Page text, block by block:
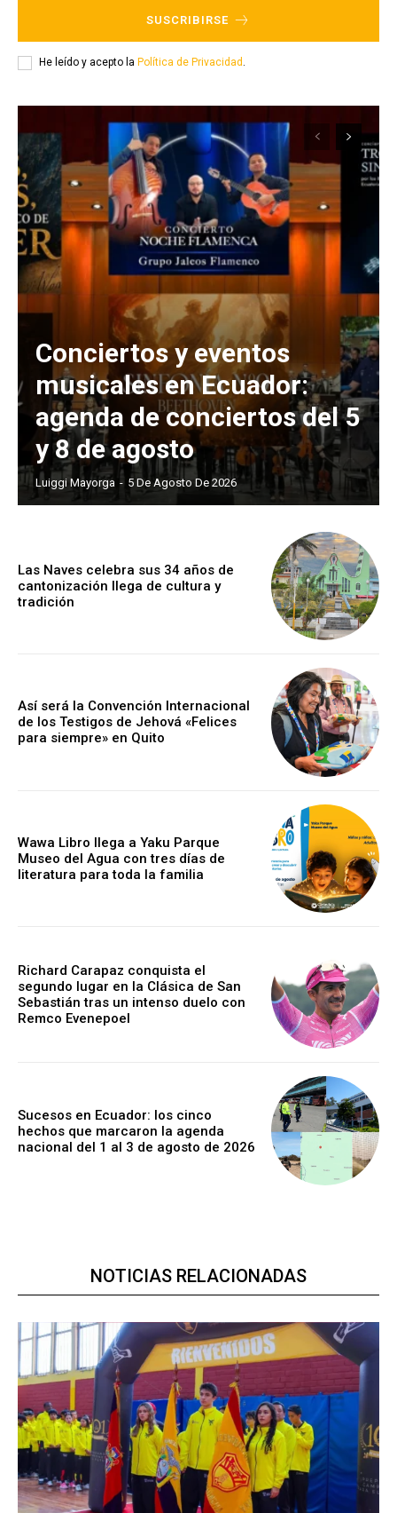
SUSCRIBIRSE
He leído y acepto la Política de Privacidad .
Conciertos y eventos
musicales en Ecuador:
agenda de conciertos del 5
y 8 de agosto
Luiggi Mayorga - 5 De Agosto De 2026
Las Naves celebra sus 34 años de
cantonización llega de cultura y
tradición
Así será la Convención Internacional
de los Testigos de Jehová «Felices
para siempre» en Quito
Wawa Libro llega a Yaku Parque
Museo del Agua con tres días de
literatura para toda la familia
Richard Carapaz conquista el
segundo lugar en la Clásica de San
Sebastián tras un intenso duelo con
Remco Evenepoel
Sucesos en Ecuador: los cinco
hechos que marcaron la agenda
nacional del 1 al 3 de agosto de 2026
NOTICIAS RELACIONADAS